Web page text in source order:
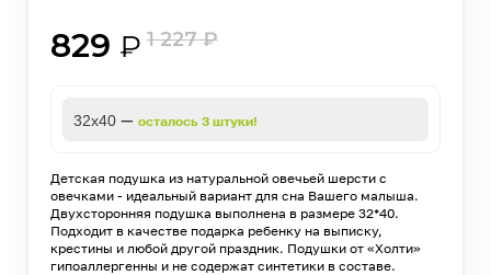
829 ₽ 1 227₽
32х40— осталось 3 штуки!
Детская подушка из натуральной овечьей шерсти с
овечками - идеальный вариант для сна Вашего малыша.
Двухсторонняя подушка выполнена в размере 32*40.
Подходит в качестве подарка ребенку на выписку,
крестины и любой другой праздник. Подушки от «Холти»
гипоаллергенны и не содержат синтетики в составе.